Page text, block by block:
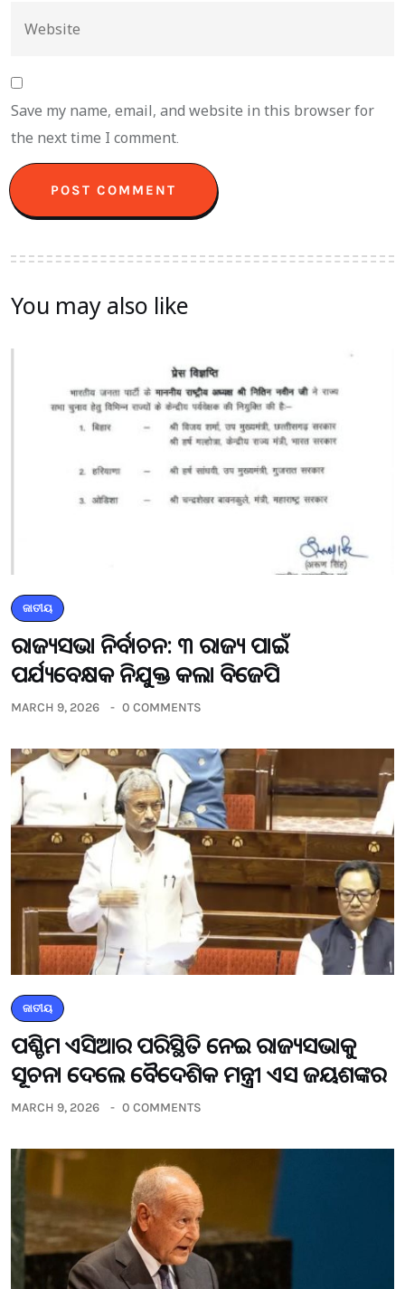
Save my name, email, and website in this browser for
the next time I comment.
You may also like
ଜାତୀୟ
ରାଜ୍ୟସଭା ନିର୍ବାଚନ: ୩ ରାଜ୍ୟ ପାଇଁ
ପର୍ଯ୍ୟବେକ୍ଷକ ନିଯୁକ୍ତ କଲା ବିଜେପି
MARCH 9, 2026 0 COMMENTS
ଜାତୀୟ
ପଶ୍ଚିମ ଏସିଆର ପରିସ୍ଥିତି ନେଇ ରାଜ୍ୟସଭାକୁ
ସୂଚନା ଦେଲେ ବୈଦେଶିକ ମନ୍ତ୍ରୀ ଏସ ଜୟଶଙ୍କର
MARCH 9, 2026 0 COMMENTS